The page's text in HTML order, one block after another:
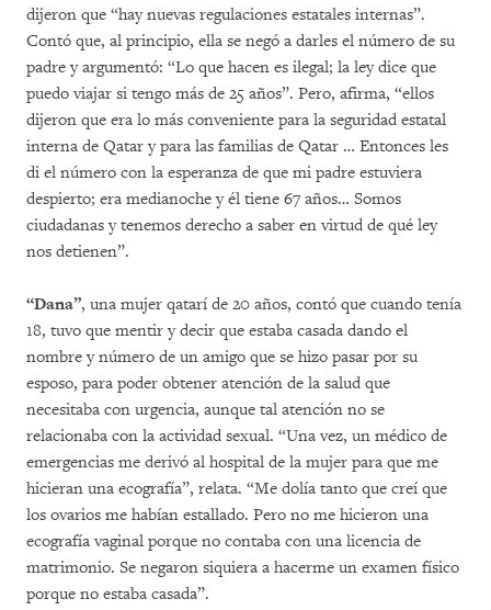
dijeron que “hay nuevas regulaciones estatales internas”.
Contó que, al principio, ella se negó a darles el número de su
padre y argumentó: “Lo que hacen es ilegal; la ley dice que
puedo viajar si tengo más de 25 años”. Pero, afirma, “ellos
dijeron que era lo más conveniente para la seguridad estatal
interna de Qatar y para las familias de Qatar … Entonces les
di el número con la esperanza de que mi padre estuviera
despierto; era medianoche y él tiene 67 años… Somos
ciudadanas y tenemos derecho a saber en virtud de qué ley
nos detienen”.
“Dana”, una mujer qatarí de 20 años, contó que cuando tenía
18, tuvo que mentir y decir que estaba casada dando el
nombre y número de un amigo que se hizo pasar por su
esposo, para poder obtener atención de la salud que
necesitaba con urgencia, aunque tal atención no se
relacionaba con la actividad sexual. “Una vez, un médico de
emergencias me derivó al hospital de la mujer para que me
hicieran una ecografía”, relata. “Me dolía tanto que creí que
los ovarios me habían estallado. Pero no me hicieron una
ecografía vaginal porque no contaba con una licencia de
matrimonio. Se negaron siquiera a hacerme un examen físico
porque no estaba casada”.